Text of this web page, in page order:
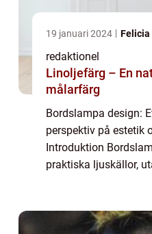
19 januari 2024 Felicia
redaktionel
Linoljefärg – En
målarfärg
Bordslampa design:
perspektiv på estetik
Introduktion
praktiska ljuskällor,
kommer ...